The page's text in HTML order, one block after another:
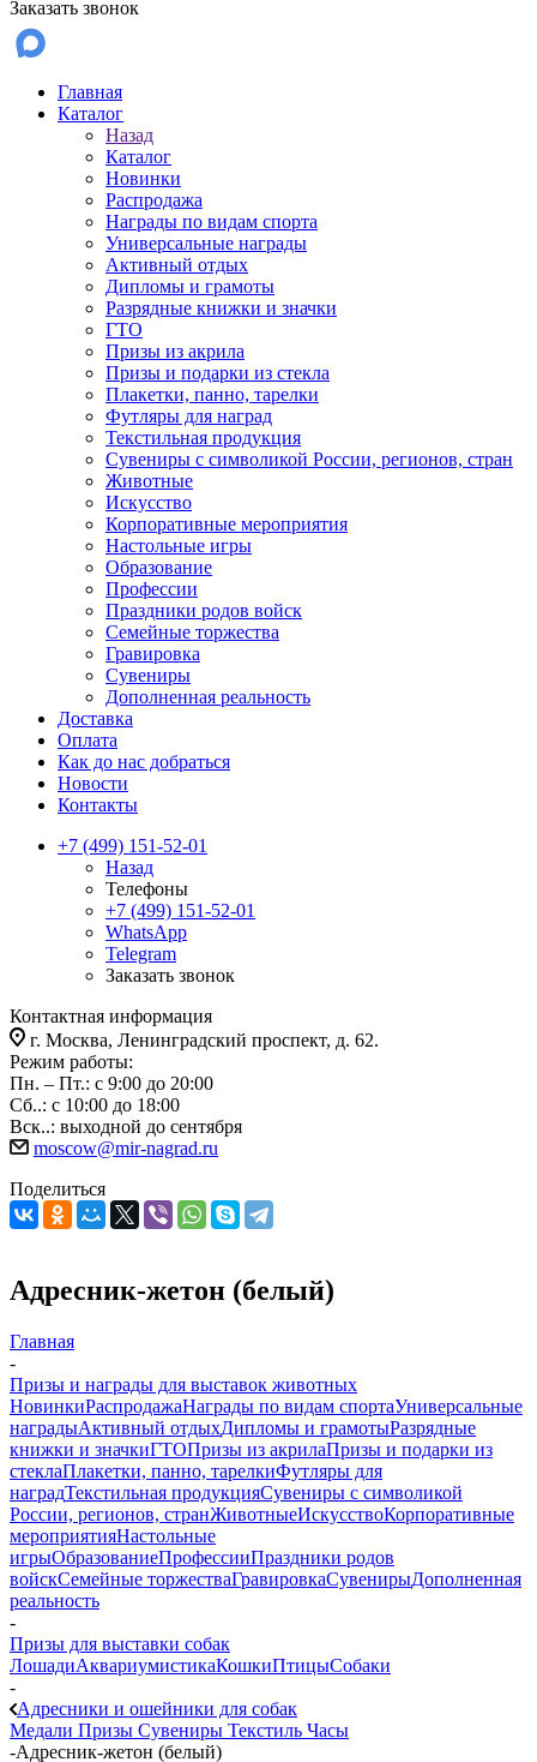
Заказать звонок
Главная
Каталог
Назад
Каталог
Новинки
Распродажа
Награды по видам спорта
Универсальные награды
Активный отдых
Дипломы и грамоты
Разрядные книжки и значки
ГТО
Призы из акрила
Призы и подарки из стекла
Плакетки, панно, тарелки
Футляры для наград
Текстильная продукция
Сувениры с символикой России, регионов, стран
Животные
Искусство
Корпоративные мероприятия
Настольные игры
Образование
Профессии
Праздники родов войск
Семейные торжества
Гравировка
Сувениры
Дополненная реальность
Доставка
Оплата
Как до нас добраться
Новости
Контакты
+7 (499) 151-52-01
Назад
Телефоны
+7 (499) 151-52-01
WhatsApp
Telegram
Заказать звонок
Контактная информация
г. Москва, Ленинградский проспект, д. 62.
Режим работы:
Пн. – Пт.: с 9:00 до 20:00
Сб..: с 10:00 до 18:00
Вск..: выходной до сентября
moscow@mir-nagrad.ru
Поделиться
Адресник-жетон (белый)
Главная
-
Призы и награды для выставок животных
НовинкиРаспродажаНаграды по видам спортаУниверсальные
наградыАктивный отдыхДипломы и грамотыРазрядные
книжки и значкиГТОПризы из акрилаПризы и подарки из
стеклаПлакетки, панно, тарелкиФутляры для
наградТекстильная продукцияСувениры с символикой
России, регионов, странЖивотныеИскусствоКорпоративные
мероприятияНастольные
игрыОбразованиеПрофессииПраздники родов
войскСемейные торжестваГравировкаСувенирыДополненная
реальность
-
Призы для выставки собак
ЛошадиАквариумистикаКошкиПтицыСобаки
-
Адресники и ошейники для собак
Медали Призы Сувениры Текстиль Часы
-Адресник-жетон (белый)